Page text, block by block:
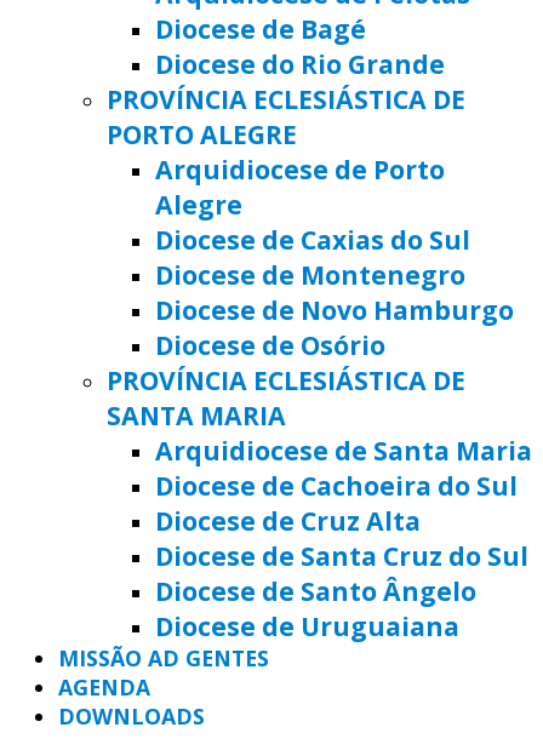
Diocese de Bagé
Diocese do Rio Grande
PROVÍNCIA ECLESIÁSTICA DE
PORTO ALEGRE
Arquidiocese de Porto
Alegre
Diocese de Caxias do Sul
Diocese de Montenegro
Diocese de Novo Hamburgo
Diocese de Osório
PROVÍNCIA ECLESIÁSTICA DE
SANTA MARIA
Arquidiocese de Santa Maria
Diocese de Cachoeira do Sul
Diocese de Cruz Alta
Diocese de Santa Cruz do Sul
Diocese de Santo Ângelo
Diocese de Uruguaiana
MISSÃO AD GENTES
AGENDA
DOWNLOADS